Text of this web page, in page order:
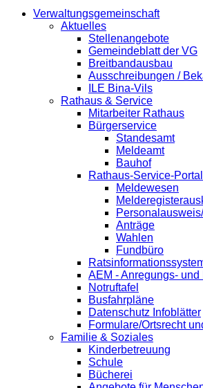
Verwaltungsgemeinschaft
Aktuelles
Stellenangebote
Gemeindeblatt der VG
Breitbandausbau
Ausschreibungen /
ILE Bina-Vils
Rathaus & Service
Mitarbeiter Rathaus
Bürgerservice
Standesamt
Meldeamt
Bauhof
Rathaus-Service-
Meldewesen
Anträge
Wahlen
Fundbüro
AEM - Anregungs-
Notruftafel
Busfahrpläne
Datenschutz Infoblätter
Formulare/Ortsrecht
Familie & Soziales
Kinderbetreuung
Schule
Bücherei